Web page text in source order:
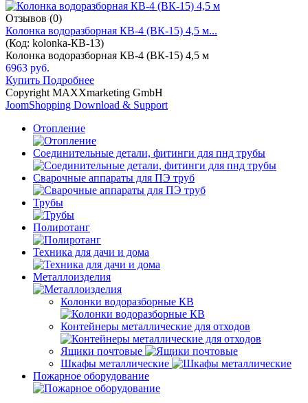
Отзывов (0)
Колонка водоразборная КВ-4 (ВК-15) 4,5 м...
(Код: kolonka-КВ-13)
Колонка водоразборная КВ-4 (ВК-15) 4,5 м
6963 руб.
Купить Подробнее
Copyright MAXXmarketing GmbH
JoomShopping Download & Support
Отопление
Соединительные детали, фитинги для пнд трубы
Сварочные аппараты для ПЭ труб
Трубы
Полиротанг
Техника для дачи и дома
Металлоизделия
Колонки водоразборные КВ
Контейнеры металлические для отходов
Ящики почтовые
Шкафы металлические
Пожарное оборудование